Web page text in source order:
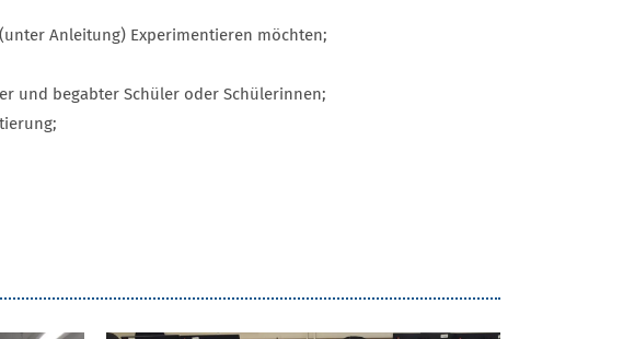
Anleitung) Experimentieren möchten;
und begabter Schüler oder Schülerinnen;